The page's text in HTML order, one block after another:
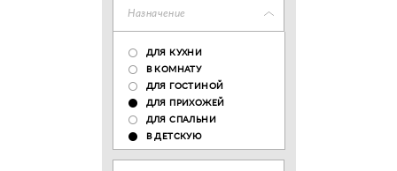
Назначение
ДЛЯ КУХНИ
В КОМНАТУ
ДЛЯ ГОСТИНОЙ
ДЛЯ ПРИХОЖЕЙ
ДЛЯ СПАЛЬНИ
В ДЕТСКУЮ